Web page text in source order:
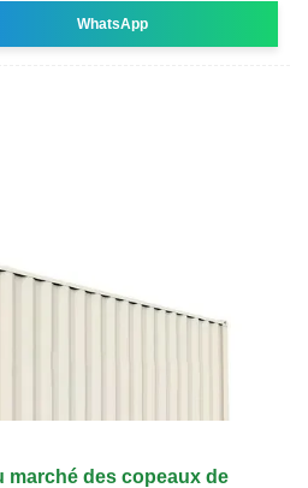
WhatsApp
marché des copeaux de